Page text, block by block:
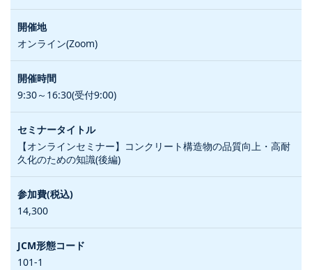
オンライン(Zoom)
9:30～16:30(受付9:00)
【オンラインセミナー】コンクリート構造物の品質向上・高耐
久化のための知識(後編)
14,300
101-1